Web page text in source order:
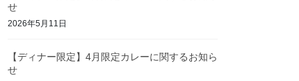
せ
2026年5月11日
【ディナー限定】4月限定カレーに関するお知ら
せ